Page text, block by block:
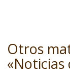
Otros
«Noticias